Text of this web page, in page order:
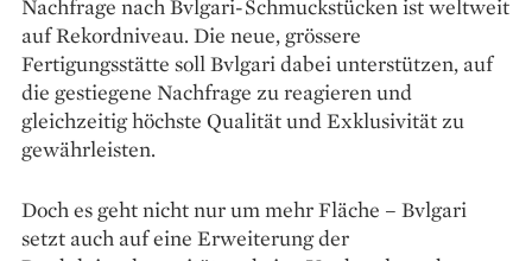
Nachfrage nach Bvlgari-Schmuckstücken ist weltweit
auf Rekordniveau. Die neue, grössere
Fertigungsstätte soll Bvlgari dabei unterstützen, auf
die gestiegene Nachfrage zu reagieren und
gleichzeitig höchste Qualität und Exklusivität zu
gewährleisten.
Doch es geht nicht nur um mehr Fläche – Bvlgari
setzt auch auf eine Erweiterung der